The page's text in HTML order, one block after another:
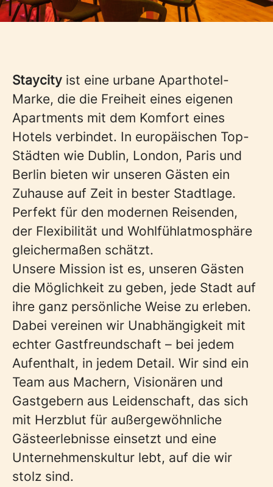
Staycity ist eine urbane Aparthotel-
Marke, die die Freiheit eines eigenen
Apartments mit dem Komfort eines
Hotels verbindet. In europäischen Top-
Städten wie Dublin, London, Paris und
Berlin bieten wir unseren Gästen ein
Zuhause auf Zeit in bester Stadtlage.
Perfekt für den modernen Reisenden,
der Flexibilität und Wohlfühlatmosphäre
gleichermaßen schätzt.
Unsere Mission ist es, unseren Gästen
die Möglichkeit zu geben, jede Stadt auf
ihre ganz persönliche Weise zu erleben.
Dabei vereinen wir Unabhängigkeit mit
echter Gastfreundschaft – bei jedem
Aufenthalt, in jedem Detail. Wir sind ein
Team aus Machern, Visionären und
Gastgebern aus Leidenschaft, das sich
mit Herzblut für außergewöhnliche
Gästeerlebnisse einsetzt und eine
Unternehmenskultur lebt, auf die wir
stolz sind.